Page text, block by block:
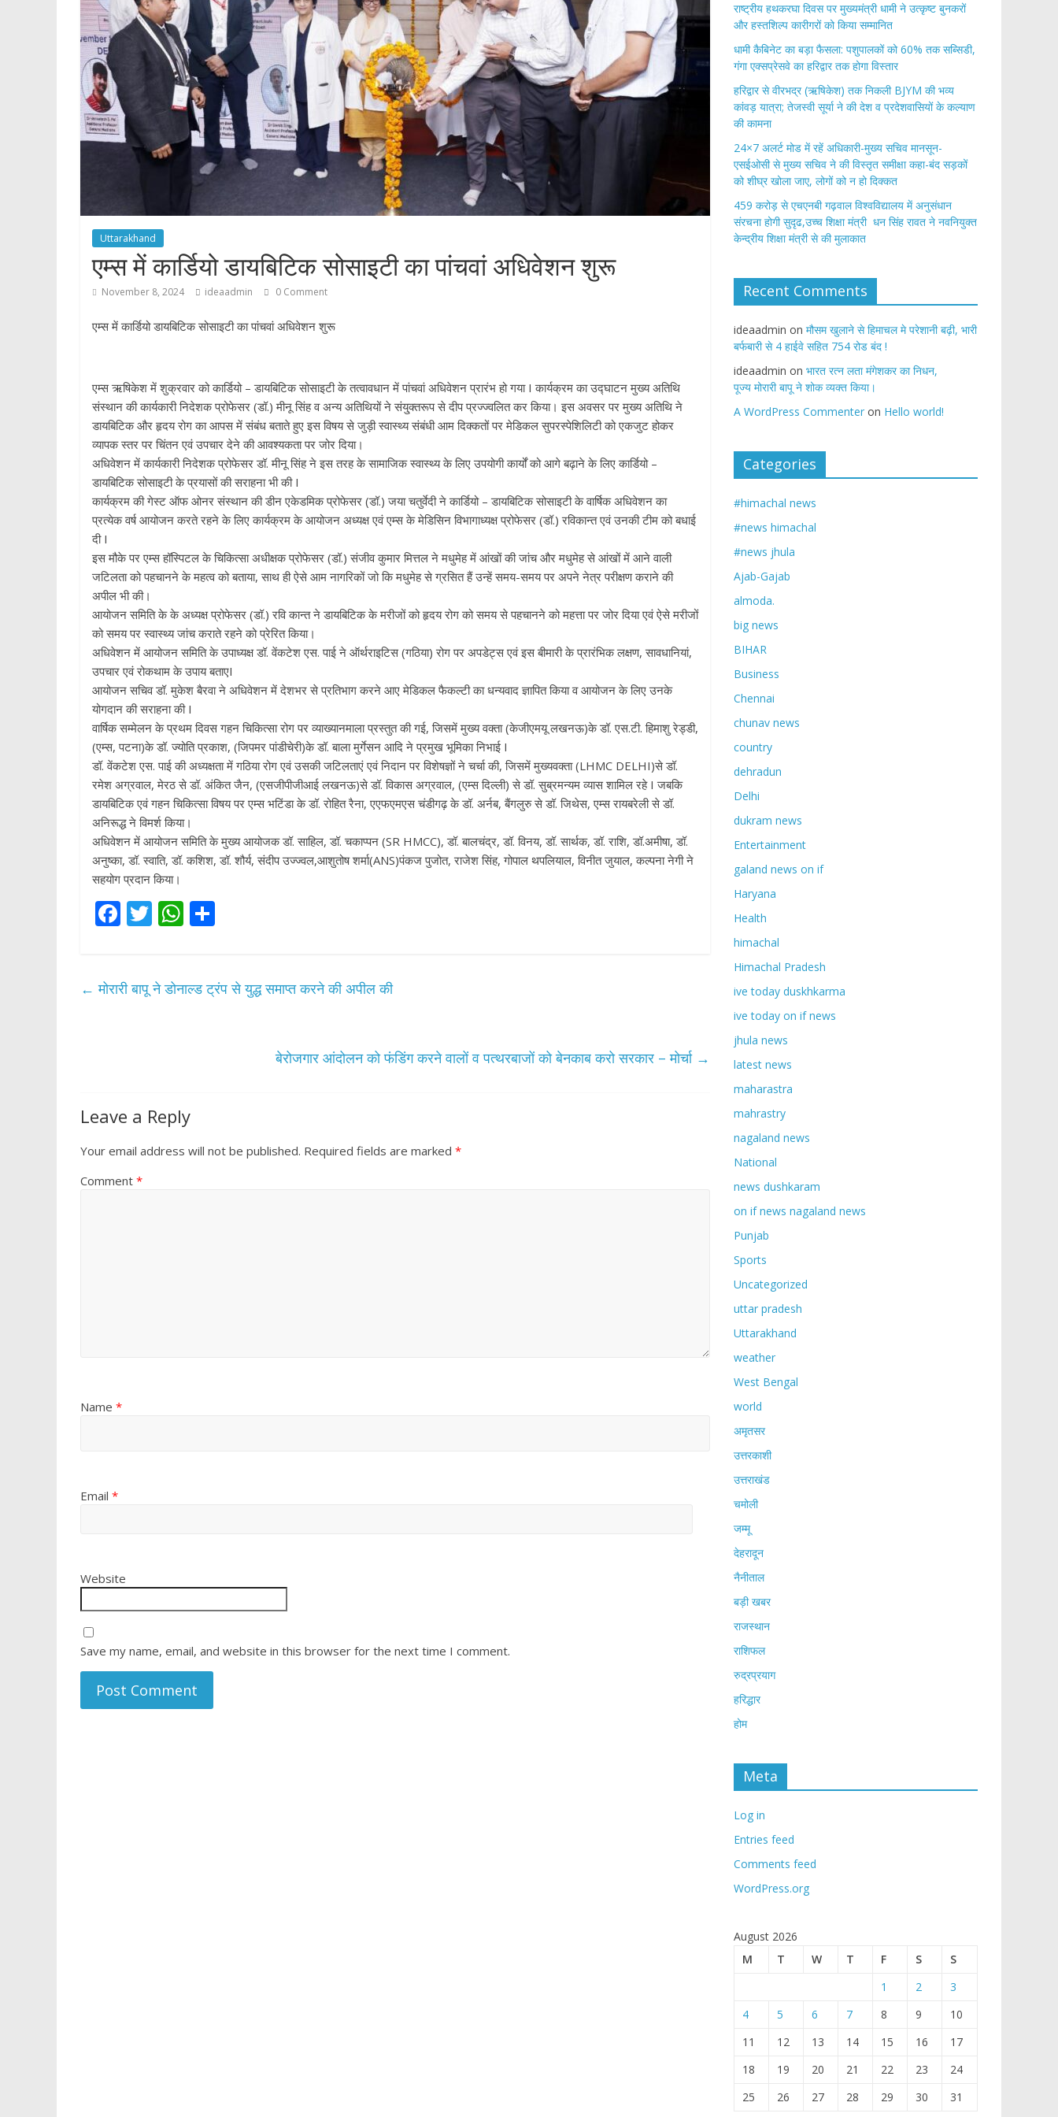
Uttarakhand
एम्स में कार्डियो डायबिटिक सोसाइटी का पांचवां अधिवेशन शुरू
November 8, 2024 ideaadmin 0 Comment
एम्स में कार्डियो डायबिटिक सोसाइटी का पांचवां अधिवेशन शुरू
एम्स ऋषिकेश में शुक्रवार को कार्डियो – डायबिटिक सोसाइटी के तत्वावधान में पांचवां अधिवेशन प्रारंभ हो गया I कार्यक्रम का उद्घाटन मुख्य अतिथि
संस्थान की कार्यकारी निदेशक प्रोफेसर (डॉ.) मीनू सिंह व अन्य अतिथियों ने संयु्क्तरूप से दीप प्रज्ज्वलित कर किया। इस अवसर पर मुख्य अतिथि ने
डायबिटिक और हृदय रोग का आपस में संबंध बताते हुए इस विषय से जुड़ी स्वास्थ्य संबंधी आम दिक्कतों पर मेडिकल सुपरस्पेशिलिटी को एकजुट होकर
व्यापक स्तर पर चिंतन एवं उपचार देने की आवश्यकता पर जोर दिया।
अधिवेशन में कार्यकारी निदेशक प्रोफेसर डॉ. मीनू सिंह ने इस तरह के सामाजिक स्वास्थ्य के लिए उपयोगी कार्यों को आगे बढ़ाने के लिए कार्डियो –
डायबिटिक सोसाइटी के प्रयासों की सराहना भी की I
कार्यक्रम की गेस्ट ऑफ ओनर संस्थान की डीन एकेडमिक प्रोफेसर (डॉ.) जया चतुर्वेदी ने कार्डियो – डायबिटिक सोसाइटी के वार्षिक अधिवेशन का
प्रत्येक वर्ष आयोजन करते रहने के लिए कार्यक्रम के आयोजन अध्यक्ष एवं एम्स के मेडिसिन विभागाध्यक्ष प्रोफेसर (डॉ.) रविकान्त एवं उनकी टीम को बधाई
दी I
इस मौके पर एम्स हॉस्पिटल के चिकित्सा अधीक्षक प्रोफेसर (डॉ.) संजीव कुमार मित्तल ने मधुमेह में आंखों की जांच और मधुमेह से आंखों में आने वाली
जटिलता को पहचानने के महत्व को बताया, साथ ही ऐसे आम नागरिकों जो कि मधुमेह से ग्रसित हैं उन्हें समय-समय पर अपने नेत्र परीक्षण कराने की
अपील भी की।
आयोजन समिति के के अध्यक्ष प्रोफेसर (डॉ.) रवि कान्त ने डायबिटिक के मरीजों को हृदय रोग को समय से पहचानने को महत्ता पर जोर दिया एवं ऐसे मरीजों
को समय पर स्वास्थ्य जांच कराते रहने को प्रेरित किया।
अधिवेशन में आयोजन समिति के उपाध्यक्ष डॉ. वेंकटेश एस. पाई ने ऑर्थराइटिस (गठिया) रोग पर अपडेट्स एवं इस बीमारी के प्रारंभिक लक्षण, सावधानियां,
उपचार एवं रोकथाम के उपाय बताएI
आयोजन सचिव डॉ. मुकेश बैरवा ने अधिवेशन में देशभर से प्रतिभाग करने आए मेडिकल फैकल्टी का धन्यवाद ज्ञापित किया व आयोजन के लिए उनके
योगदान की सराहना की I
वार्षिक सम्मेलन के प्रथम दिवस गहन चिकित्सा रोग पर व्याख्यानमाला प्रस्तुत की गई, जिसमें मुख्य वक्ता (केजीएमयू लखनऊ)के डॉ. एस.टी. हिमाशु रेड्डी,
(एम्स, पटना)के डॉ. ज्योति प्रकाश, (जिपमर पांडीचेरी)के डॉ. बाला मुर्गेसन आदि ने प्रमुख भूमिका निभाई I
डॉ. वेंकटेश एस. पाई की अध्यक्षता में गठिया रोग एवं उसकी जटिलताएं एवं निदान पर विशेषज्ञों ने चर्चा की, जिसमें मुख्यवक्ता (LHMC DELHI)से डॉ.
रमेश अग्रवाल, मेरठ से डॉ. अंकित जैन, (एसजीपीजीआई लखनऊ)से डॉ. विकास अग्रवाल, (एम्स दिल्ली) से डॉ. सुब्रमन्यम व्यास शामिल रहे I जबकि
डायबिटिक एवं गहन चिकित्सा विषय पर एम्स भटिंडा के डॉ. रोहित रैना, एएफएमएस चंडीगढ़ के डॉ. अर्नब, बैंगलुरु से डॉ. जिथेस, एम्स रायबरेली से डॉ.
अनिरूद्ध ने विमर्श किया।
अधिवेशन में आयोजन समिति के मुख्य आयोजक डॉ. साहिल, डॉ. चकाप्पन (SR HMCC), डॉ. बालचंद्र, डॉ. विनय, डॉ. सार्थक, डॉ. राशि, डॉ.अमीषा, डॉ.
अनुष्का, डॉ. स्वाति, डॉ. कशिश, डॉ. शौर्य, संदीप उज्ज्वल,आशुतोष शर्मा(ANS)पंकज पुजोत, राजेश सिंह, गोपाल थपलियाल, विनीत जुयाल, कल्पना नेगी ने
सहयोग प्रदान किया।
F
b
T
er
W
s e
← मोरारी बापू ने डोनाल्ड ट्रंप से युद्ध समाप्त करने की अपील की
बेरोजगार आंदोलन को फंडिंग करने वालों व पत्थरबाजों को बेनकाब करो सरकार – मोर्चा →
Leave a Reply
Your email address will not be published. Required fields are marked *
Comment *
Name *
Email *
Website
Save my name, email, and website in this browser for the next time I comment.
राष्ट्रीय हथकरघा दिवस पर मुख्यमंत्री धामी ने उत्कृष्ट बुनकरों
और हस्तशिल्प कारीगरों को किया सम्मानित
​धामी कैबिनेट का बड़ा फैसला: पशुपालकों को 60% तक सब्सिडी,
गंगा एक्सप्रेसवे का हरिद्वार तक होगा विस्तार
​हरिद्वार से वीरभद्र (ऋषिकेश) तक निकली BJYM की भव्य
कांवड़ यात्रा; तेजस्वी सूर्या ने की देश व प्रदेशवासियों के कल्याण
की कामना
24×7 अलर्ट मोड में रहें अधिकारी-मुख्य सचिव मानसून-
एसईओसी से मुख्य सचिव ने की विस्तृत समीक्षा कहा-बंद सड़कों
को शीघ्र खोला जाए, लोगों को न हो दिक्कत
459 करोड़ से एचएनबी गढ़वाल विश्वविद्यालय में अनुसंधान
संरचना होगी सुदृढ,उच्च शिक्षा मंत्री धन सिंह रावत ने नवनियुक्त
केन्द्रीय शिक्षा मंत्री से की मुलाकात
Recent Comments
ideaadmin on मौसम खुलाने से हिमाचल मे परेशानी बढ़ी, भारी
बर्फबारी से 4 हाईवे सहित 754 रोड बंद !
ideaadmin on भारत रत्न लता मंगेशकर का निधन,
पूज्य मोरारी बापू ने शोक व्यक्त किया।
A WordPress Commenter on Hello world!
Categories
#himachal news
#news himachal
#news jhula
Ajab-Gajab
almoda.
big news
BIHAR
Business
Chennai
chunav news
country
dehradun
Delhi
dukram news
Entertainment
galand news on if
Haryana
Health
himachal
Himachal Pradesh
ive today duskhkarma
ive today on if news
jhula news
latest news
maharastra
mahrastry
nagaland news
National
news dushkaram
on if news nagaland news
Punjab
Sports
Uncategorized
uttar pradesh
Uttarakhand
weather
West Bengal
world
अमृतसर
उत्तरकाशी
उत्तराखंड
चमोली
जम्मू
देहरादून
नैनीताल
बड़ी खबर
राजस्थान
राशिफल
रुद्रप्रयाग
हरिद्धार
होम
Meta
Log in
Entries feed
Comments feed
WordPress.org
August 2026
M
T W T F S
S
1
2
3
4
5 6 7 8 9
10
11
12 13 14 15 16
17
18
19 20 21 22 23
24
25
26 27 28 29 30 31